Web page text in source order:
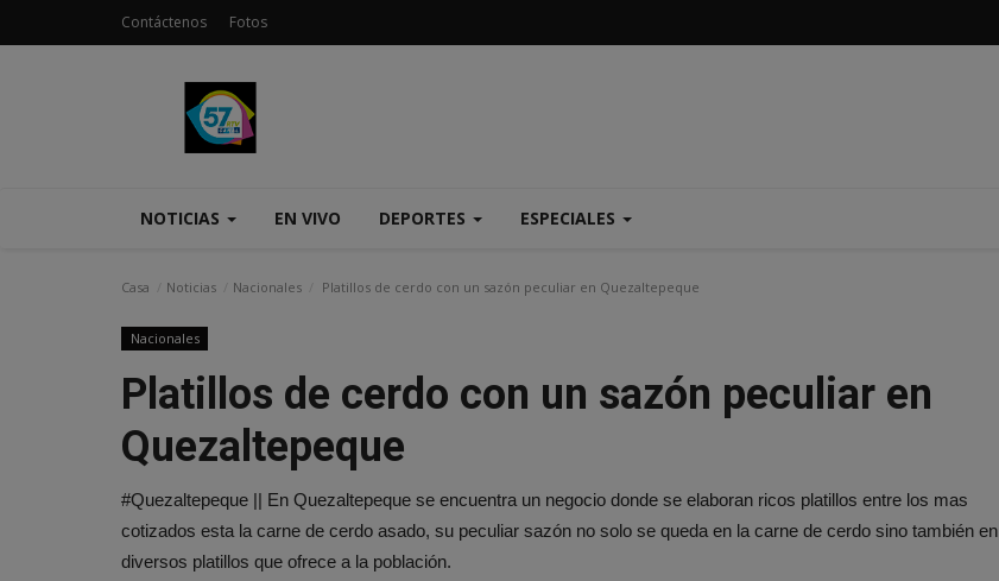
Contáctenos Fotos
NOTICIAS EN VIVO DEPORTES ESPECIALES
Casa Noticias Nacionales Platillos de cerdo con un sazón peculiar en Quezaltepeque
Nacionales
Platillos de cerdo con un sazón peculiar en
Quezaltepeque
#Quezaltepeque || En Quezaltepeque se encuentra un negocio donde se elaboran ricos platillos entre los mas
cotizados esta la carne de cerdo asado, su peculiar sazón no solo se queda en la carne de cerdo sino también en
diversos platillos que ofrece a la población.